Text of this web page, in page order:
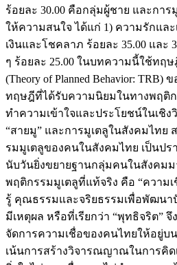
ร้อยละ 30.00 คือกลุ่มผู้ชาย และกา
ให้ความสนใจ ได้แก่ 1) ความรักและ
เงินและโชคลาภ ร้อยละ 35.00 และ
ๆ ร้อยละ 25.00 ในบทความนี้ใช้ทฤ
(Theory of Planned Behavior: TRB)
ทฤษฎีที่ได้รับความนิยมในทางพฤติ
ทำความเข้าใจและประโยชน์ในเชิ
“สายมู” และการมูเตลูในสังคมไทย
รมมูเตลูของคนในสังคมไทย เป็นป
นับวันยิ่งขยายฐานกลุ่มคนในสังคม
พฤติกรรมมูเตลูที่แท้จริง คือ “ความ
รู้ คุณธรรมและจริยธรรมเพื่อพัฒน
มีเหตุผล หรือที่เรียกว่า “พุทธิจริต”
จัดการความเชื่อของคนไทยให้อยู่
เน้นการสร้างวิจารณญาณในการคิด